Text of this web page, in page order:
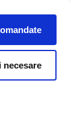
necesare